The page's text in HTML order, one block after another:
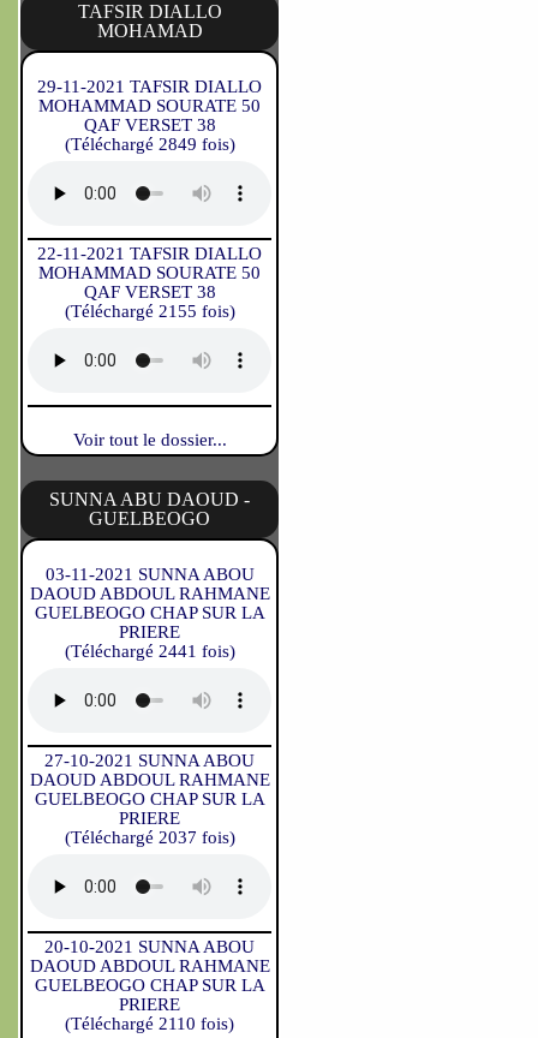
TAFSIR DIALLO
MOHAMAD
29-11-2021 TAFSIR DIALLO
MOHAMMAD SOURATE 50
QAF VERSET 38
(Téléchargé 2849 fois)
22-11-2021 TAFSIR DIALLO
MOHAMMAD SOURATE 50
QAF VERSET 38
(Téléchargé 2155 fois)
Voir tout le dossier...
SUNNA ABU DAOUD -
GUELBEOGO
03-11-2021 SUNNA ABOU
DAOUD ABDOUL RAHMANE
GUELBEOGO CHAP SUR LA
PRIERE
(Téléchargé 2441 fois)
27-10-2021 SUNNA ABOU
DAOUD ABDOUL RAHMANE
GUELBEOGO CHAP SUR LA
PRIERE
(Téléchargé 2037 fois)
20-10-2021 SUNNA ABOU
DAOUD ABDOUL RAHMANE
GUELBEOGO CHAP SUR LA
PRIERE
(Téléchargé 2110 fois)